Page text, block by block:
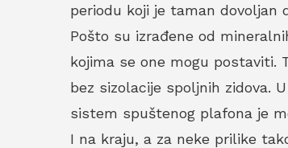
periodu koji je taman dovoljan
Pošto su izrađene od
kojima se one mogu postaviti.
bez sizolacije spoljnih zidova.
sistem spuštenog plafona je
I na kraju, a za neke prilike